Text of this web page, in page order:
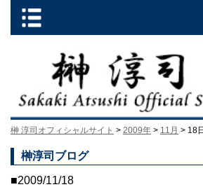
榊 淳司オフィシャルサイト > 2009年 > 11月 > 18
榊淳司ブログ
■2009/11/18